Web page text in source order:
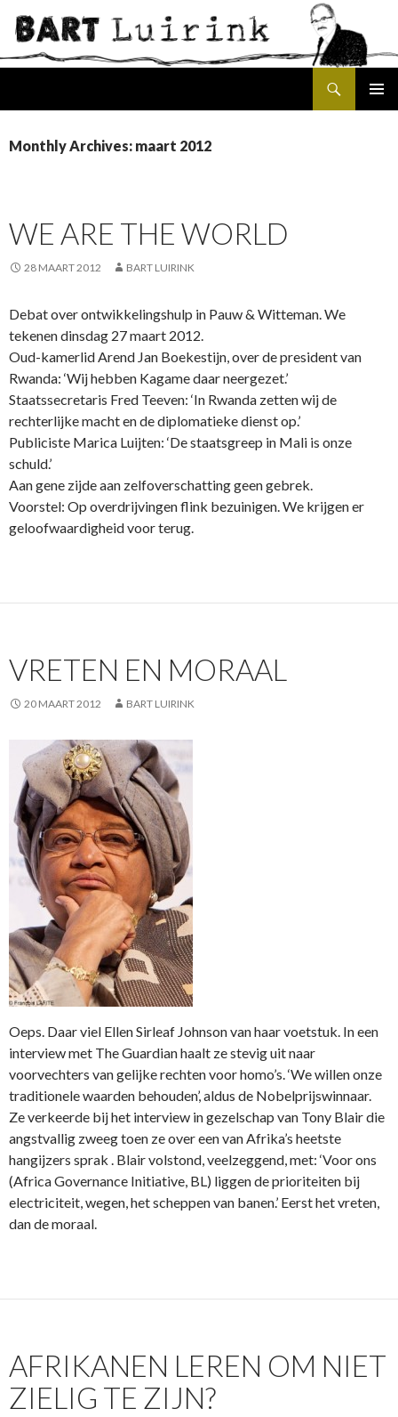
CONTENT
Monthly Archives: maart 2012
WE ARE THE WORLD
28 MAART 2012 BART LUIRINK
Debat over ontwikkelingshulp in Pauw & Witteman. We
tekenen dinsdag 27 maart 2012.
Oud-kamerlid Arend Jan Boekestijn, over de president van
Rwanda: ‘Wij hebben Kagame daar neergezet.’
Staatssecretaris Fred Teeven: ‘In Rwanda zetten wij de
rechterlijke macht en de diplomatieke dienst op.’
Publiciste Marica Luijten: ‘De staatsgreep in Mali is onze
schuld.’
Aan gene zijde aan zelfoverschatting geen gebrek.
Voorstel: Op overdrijvingen flink bezuinigen. We krijgen er
geloofwaardigheid voor terug.
VRETEN EN MORAAL
20 MAART 2012 BART LUIRINK
Oeps. Daar viel Ellen Sirleaf Johnson van haar voetstuk. In een
interview met The Guardian haalt ze stevig uit naar
voorvechters van gelijke rechten voor homo’s. ‘We willen onze
traditionele waarden behouden’, aldus de Nobelprijswinnaar.
Ze verkeerde bij het interview in gezelschap van Tony Blair die
angstvallig zweeg toen ze over een van Afrika’s heetste
hangijzers sprak . Blair volstond, veelzeggend, met: ‘Voor ons
(Africa Governance Initiative, BL) liggen de prioriteiten bij
electriciteit, wegen, het scheppen van banen.’ Eerst het vreten,
dan de moraal.
AFRIKANEN LEREN OM NIET
ZIELIG TE ZIJN?